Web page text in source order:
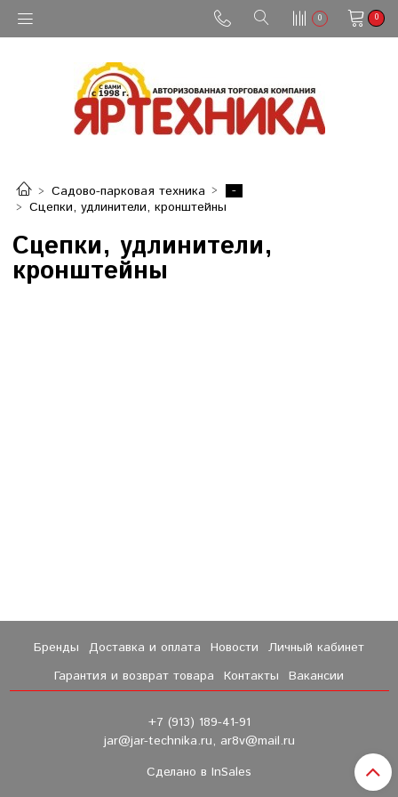
0 0
Садово-парковая техника
-
Сцепки, удлинители, кронштейны
Сцепки, удлинители,
кронштейны
Бренды Доставка и оплата Новости
Личный кабинет
Гарантия и возврат товара Контакты Вакансии
+7 (913) 189-41-91
jar@jar-technika.ru, ar8v@mail.ru
Сделано в InSales